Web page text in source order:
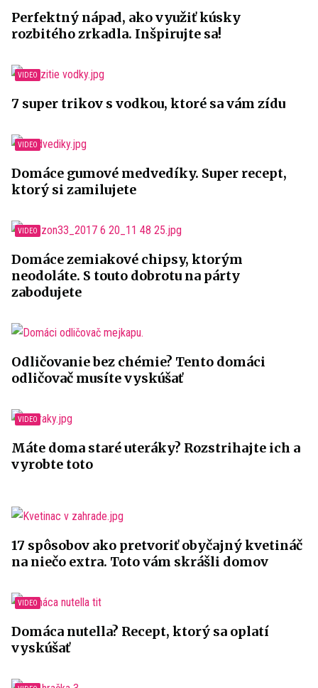
Perfektný nápad, ako využiť kúsky
rozbitého zrkadla. Inšpirujte sa!
7 super trikov s vodkou, ktoré sa vám zídu
Domáce gumové medvedíky. Super recept,
ktorý si zamilujete
Domáce zemiakové chipsy, ktorým
neodoláte. S touto dobrotu na párty
zabodujete
Odličovanie bez chémie? Tento domáci
odličovač musíte vyskúšať
Máte doma staré uteráky? Rozstrihajte ich a
vyrobte toto
17 spôsobov ako pretvoriť obyčajný kvetináč
na niečo extra. Toto vám skrášli domov
Domáca nutella? Recept, ktorý sa oplatí
vyskúšať